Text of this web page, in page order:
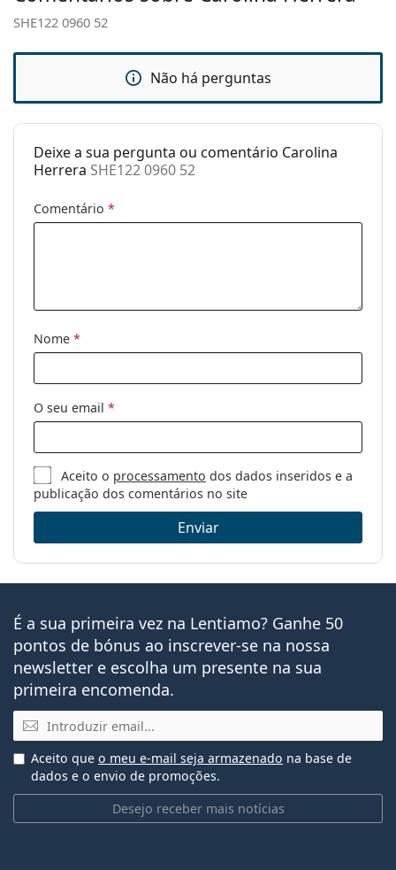
ajustáveis:
Sim
Pano de
limpeza:
Sim
Outros
Género:
Mulher
Categoria:
SHE122 0960 52
Não há perguntas
Deixe a sua pergunta ou comentário Carolina
Herrera SHE122 0960 52
Comentário *
Nome *
O seu email *
Aceito o processamento dos dados inseridos e a
publicação dos comentários no site
Enviar
É a sua primeira vez na Lentiamo? Ganhe 50
pontos de bónus ao inscrever-se na nossa
newsletter e escolha um presente na sua
primeira encomenda.
Email
Desejo receber mais notícias
Aceito que o meu e-mail seja armazenado na base de
dados e o envio de promoções.